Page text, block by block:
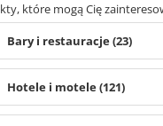
które mogą Cię
Bary i restauracje (23)
Hotele i motele (121)